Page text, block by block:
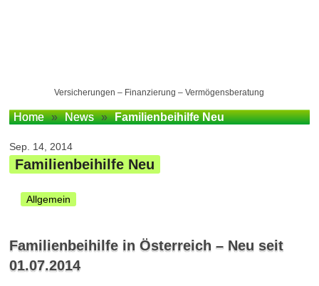
Versicherungen – Finanzierung – Vermögensberatung
Home » News » Familienbeihilfe Neu
Sep. 14, 2014
Familienbeihilfe Neu
Allgemein
Familienbeihilfe in Österreich – Neu seit
01.07.2014